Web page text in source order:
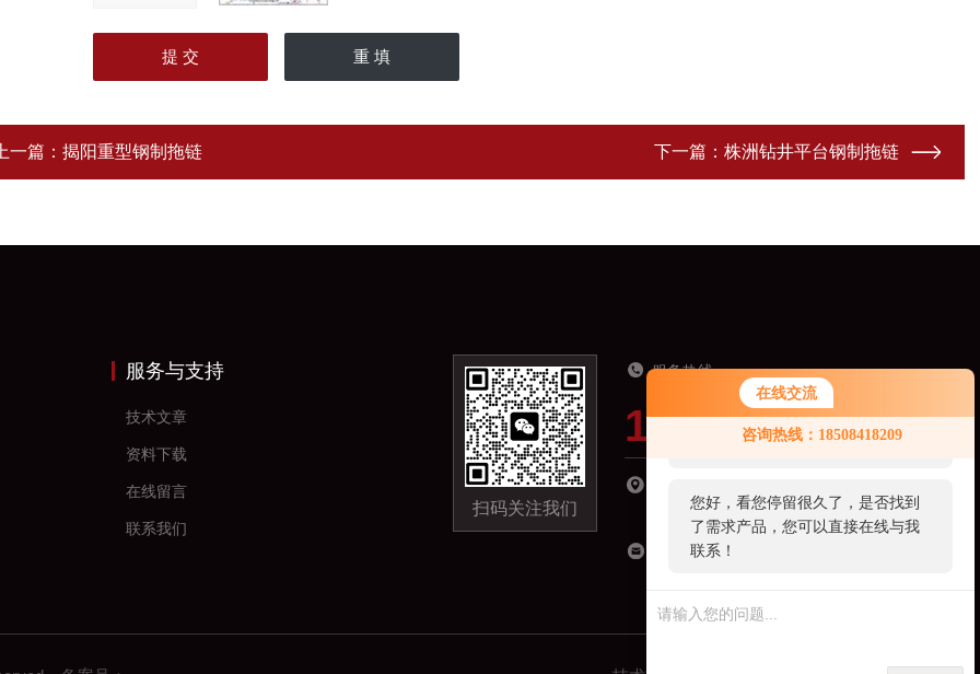
在线交流
咨询热线：18508418209
您好！欢迎前来咨询，很高兴为您
服务，请问您要咨询什么问题呢？
您好，看您停留很久了，是否找到
了需求产品，您可以直接在线与我
联系！
一篇： 揭阳重型钢制拖链 下一篇： 株洲钻井平台钢制拖链
服务与支持
技术文章
资料下载
在线留言
联系我们
扫码关注我们
服务热线
19918821321
区C区-09栋301室
18508418209@163.com